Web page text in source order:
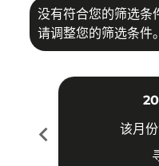
没有符合您的筛选条
请调整您的筛选条件。
chevron_left
该月